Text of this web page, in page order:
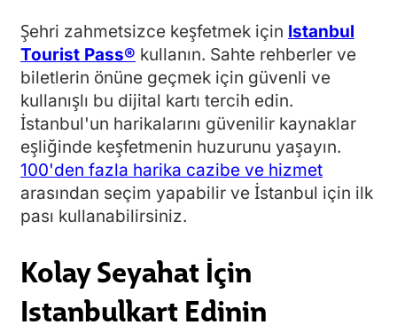
Şehri zahmetsizce keşfetmek için Istanbul
Tourist Pass® kullanın. Sahte rehberler ve
biletlerin önüne geçmek için güvenli ve
kullanışlı bu dijital kartı tercih edin.
İstanbul'un harikalarını güvenilir kaynaklar
eşliğinde keşfetmenin huzurunu yaşayın.
100'den fazla harika cazibe ve hizmet
arasından seçim yapabilir ve İstanbul için ilk
pası kullanabilirsiniz.
Kolay Seyahat İçin
Istanbulkart Edinin